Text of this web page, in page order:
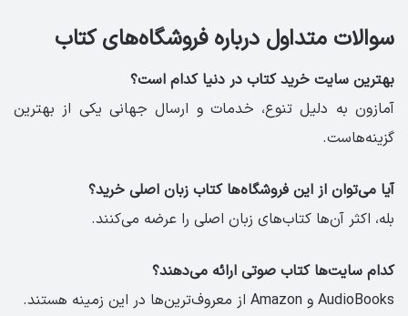
سوالات متداول درباره فروشگاه‌های کتاب
بهترین سایت خرید کتاب در دنیا کدام است؟
آمازون به دلیل تنوع، خدمات و ارسال جهانی یکی از بهترین
گزینه‌هاست.
آیا می‌توان از این فروشگاه‌ها کتاب زبان اصلی خرید؟
بله، اکثر آن‌ها کتاب‌های زبان اصلی را عرضه می‌کنند.
کدام سایت‌ها کتاب صوتی ارائه می‌دهند؟
AudioBooks و Amazon از معروف‌ترین‌ها در این زمینه هستند.